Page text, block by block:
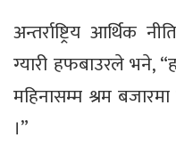
अन्तर्राष्ट्रिय आर्थिक
ग्यारी हफबाउरले भने,
महिनासम्म श्रम
।”